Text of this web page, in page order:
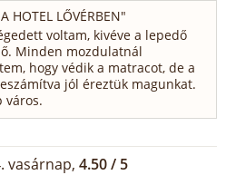
HOTEL LŐVÉRBEN"
voltam, kivéve a lepedő
Minden mozdulatnál
hogy védik a matracot, de a
jól éreztük magunkat.
város.
vasárnap, 4.50 / 5